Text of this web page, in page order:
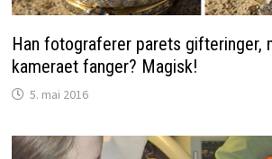
Han fotograferer parets gifteringer,
kameraet fanger? Magisk!
5. mai 2016